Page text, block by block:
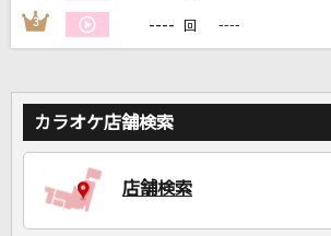
カラオケをもっと楽しもう！
3 ---- 回 ----
カラオケ店舗検索
店舗検索